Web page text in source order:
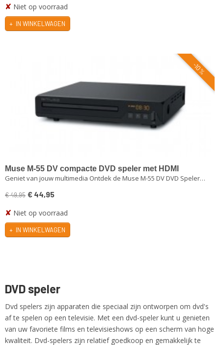
✘ Niet op voorraad
IN WINKELWAGEN
-10%
Muse M-55 DV compacte DVD speler met HDMI
Geniet van jouw multimedia Ontdek de Muse M-55 DV DVD Speler…
€ 49,95 € 44,95
✘ Niet op voorraad
IN WINKELWAGEN
DVD speler
Dvd spelers zijn apparaten die speciaal zijn ontworpen om dvd's
af te spelen op een televisie. Met een dvd-speler kunt u genieten
van uw favoriete films en televisieshows op een scherm van hoge
kwaliteit. Dvd-spelers zijn relatief goedkoop en gemakkelijk te